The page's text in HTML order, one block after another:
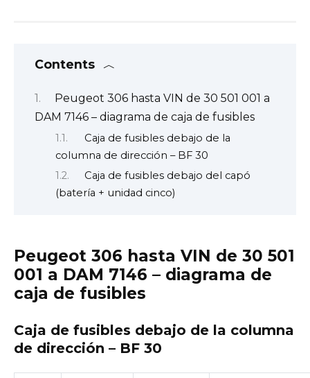
Contents
Peugeot 306 hasta VIN de 30 501 001 a
DAM 7146 – diagrama de caja de fusibles
Caja de fusibles debajo de la
columna de dirección – BF 30
Caja de fusibles debajo del capó
(batería + unidad cinco)
Peugeot 306 hasta VIN de 30 501
001 a DAM 7146 – diagrama de
caja de fusibles
Caja de fusibles debajo de la columna
de dirección – BF 30